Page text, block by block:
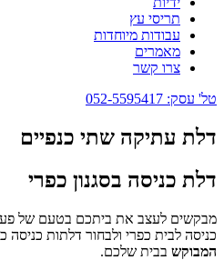
תריסי עץ
עבודות מיוחדות
מאמרים
צרו קשר
טל' עסק: 052-5595417
דלת עתיקה שתי כנפיים
דלת כניסה בסגנון כפרי
מבקשים לעצב את ביתכם בטעם של
כניסה לבית כפרי ולבחור דלתות כניסה
המבוקש בבית שלכם.